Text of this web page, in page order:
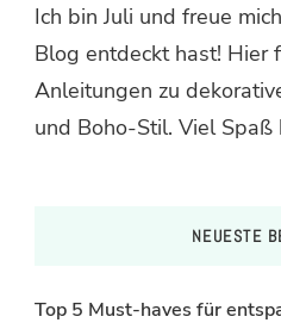
Ich bin Juli und freue
Blog entdeckt hast! Hier
Anleitungen zu
und Boho-Stil. Viel Spaß
NEUESTE
Top 5 Must-haves für